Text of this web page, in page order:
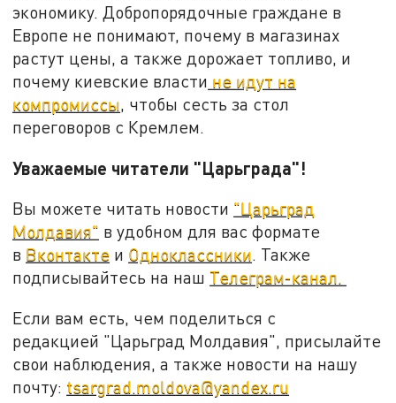
экономику. Добропорядочные граждане в
Европе не понимают, почему в магазинах
растут цены, а также дорожает топливо, и
почему киевские власти не идут на
компромиссы, чтобы сесть за стол
переговоров с Кремлем.
Уважаемые читатели "Царьграда"!
Вы можете читать новости "Царьград
Молдавия" в удобном для вас формате
в Вконтакте и Одноклассники. Также
подписывайтесь на наш Телеграм-канал.
Если вам есть, чем поделиться с
редакцией "Царьград Молдавия", присылайте
свои наблюдения, а также новости на нашу
почту: tsargrad.moldova@yandex.ru